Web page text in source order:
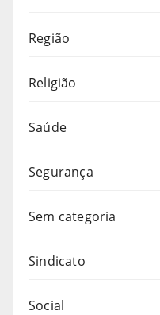
Região
Religião
Saúde
Segurança
Sem categoria
Sindicato
Social